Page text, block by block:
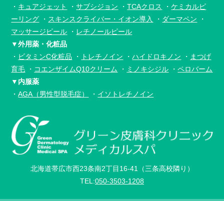
・ キュアジェット ・サブシジョン ・TCAクロス ・ケミカルピ
ーリング ・ スキンスクライバー・イオン導入 ・ ダーマペン ・
マッサージピール ・ レチノールピール
▼外用薬・化粧品
・ ビタミンC化粧品 ・ トレチノイン ・ハイドロキノン ・ まつげ
育毛 ・ コエンザイムQ10クリーム ・ ミノキシジル ・ペロバーム
▼内服薬
・AGA（男性型脱毛症） ・ イソトレチノイン
北海道帯広市西23条南2丁目16-41（三条高校隣り）
TEL:050-3503-1208